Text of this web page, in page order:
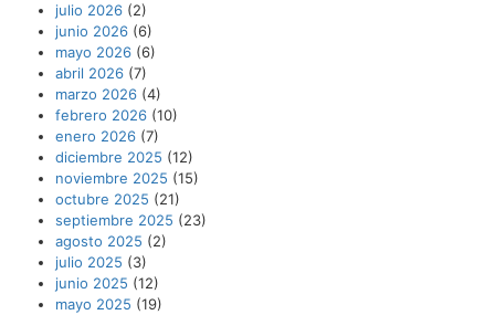
julio 2026 (2)
junio 2026 (6)
mayo 2026 (6)
abril 2026 (7)
marzo 2026 (4)
febrero 2026 (10)
enero 2026 (7)
diciembre 2025 (12)
noviembre 2025 (15)
octubre 2025 (21)
septiembre 2025 (23)
agosto 2025 (2)
julio 2025 (3)
junio 2025 (12)
mayo 2025 (19)